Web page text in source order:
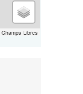
Champs-Libres